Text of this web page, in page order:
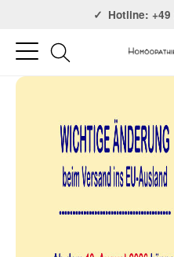
Versandkostenfrei ab 75€
Hotline: +49